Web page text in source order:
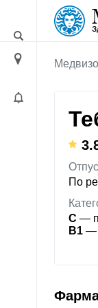
По
C —
B1 —